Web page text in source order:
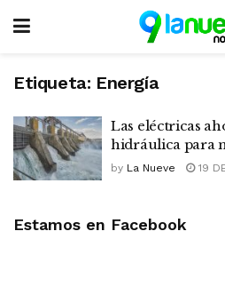
Etiqueta: Energía
Las eléctricas
hidráulica para
by La Nueve 19
Estamos en Facebook